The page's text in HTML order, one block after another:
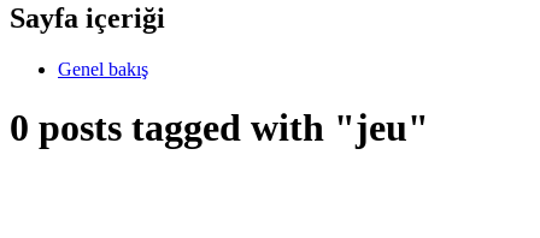
Sayfa içeriği
Genel bakış
0 posts tagged with "jeu"